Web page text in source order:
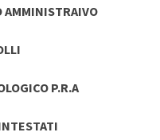
AMMINISTRAIVO
P.R.A